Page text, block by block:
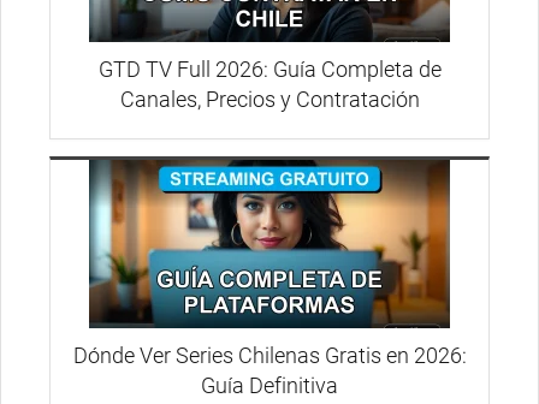
GTD TV Full 2026: Guía Completa de
Canales, Precios y Contratación
Dónde Ver Series Chilenas Gratis en 2026:
Guía Definitiva